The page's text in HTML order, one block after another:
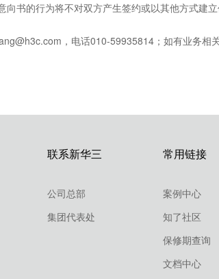
书的行为将不对双方产生签约或以其他方式建立
，电话010-59935814；如有业务相
联系新华三
公司总部
集团代表处
常用链接
案例中心
知了社区
保修期查询
文档中心